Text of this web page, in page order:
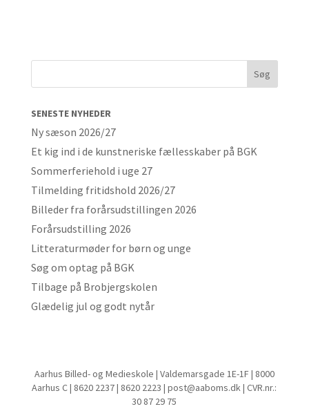
SENESTE NYHEDER
Ny sæson 2026/27
Et kig ind i de kunstneriske fællesskaber på BGK
Sommerferiehold i uge 27
Tilmelding fritidshold 2026/27
Billeder fra forårsudstillingen 2026
Forårsudstilling 2026
Litteraturmøder for børn og unge
Søg om optag på BGK
Tilbage på Brobjergskolen
Glædelig jul og godt nytår
Aarhus Billed- og Medieskole | Valdemarsgade 1E-1F | 8000
Aarhus C | 8620 2237 | 8620 2223 | post@aaboms.dk | CVR.nr.:
30 87 29 75